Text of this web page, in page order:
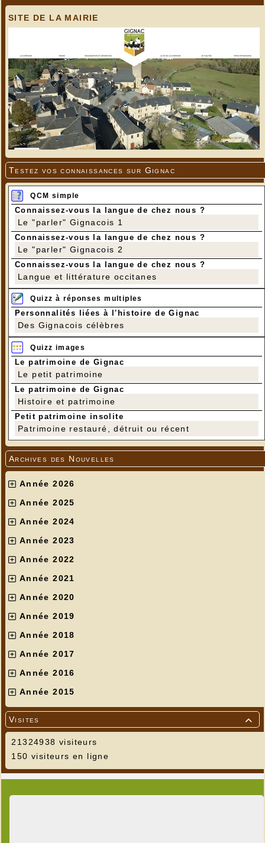
SITE DE LA MAIRIE
Testez vos connaissances sur Gignac
QCM simple
Connaissez-vous la langue de chez nous ?
Le "parler" Gignacois 1
Connaissez-vous la langue de chez nous ?
Le "parler" Gignacois 2
Connaissez-vous la langue de chez nous ?
Langue et littérature occitanes
Quizz à réponses multiples
Personnalités liées à l'histoire de Gignac
Des Gignacois célèbres
Quizz images
Le patrimoine de Gignac
Le petit patrimoine
Le patrimoine de Gignac
Histoire et patrimoine
Petit patrimoine insolite
Patrimoine restauré, détruit ou récent
Archives des Nouvelles
Année 2026
Année 2025
Année 2024
Année 2023
Année 2022
Année 2021
Année 2020
Année 2019
Année 2018
Année 2017
Année 2016
Année 2015

Visites
21324938 visiteurs
150 visiteurs en ligne